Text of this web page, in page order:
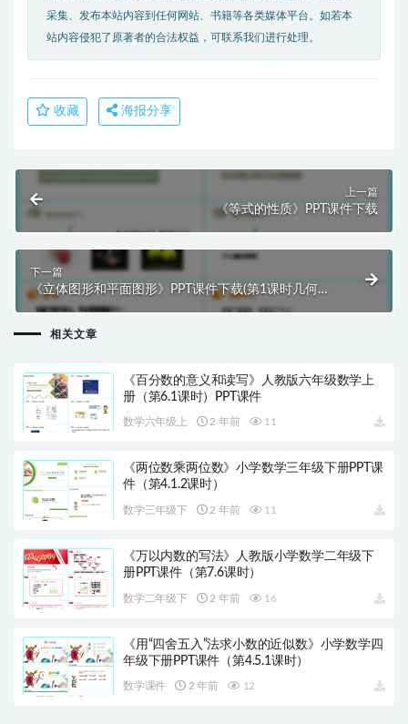
采集、发布本站内容到任何网站、书籍等各类媒体平台。如若本
站内容侵犯了原著者的合法权益，可联系我们进行处理。
收藏 海报分享
上一篇
《等式的性质》PPT课件下载
下一篇
《立体图形和平面图形》PPT课件下载(第1课时几何图
形的认识)
相关文章
《百分数的意义和读写》人教版六年级数学上
册（第6.1课时）PPT课件
数学六年级上 2 年前 11
《两位数乘两位数》小学数学三年级下册PPT课
件（第4.1.2课时）
数学三年级下 2 年前 11
《万以内数的写法》人教版小学数学二年级下
册PPT课件（第7.6课时）
数学二年级下 2 年前 16
《用“四舍五入”法求小数的近似数》小学数学四
年级下册PPT课件（第4.5.1课时）
数学课件 2 年前 12